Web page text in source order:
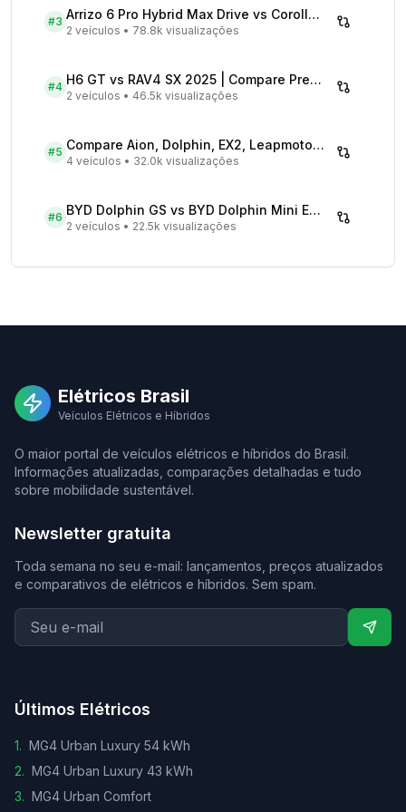
#3 Arrizo 6 Pro Hybrid Max Drive vs Corolla Cross XRX Hybrid - Comparativo Completo
2 veículos • 78.8k visualizações
#4 H6 GT vs RAV4 SX 2025 | Compare Preços
2 veículos • 46.5k visualizações
#5 Compare Aion, Dolphin, EX2, Leapmotor 2026 | Veículos Elétricos
4 veículos • 32.0k visualizações
#6 BYD Dolphin GS vs BYD Dolphin Mini EV - Comparativo Completo
2 veículos • 22.5k visualizações
Elétricos Brasil
Veículos Elétricos e Híbridos
O maior portal de veículos elétricos e híbridos do Brasil.
Informações atualizadas, comparações detalhadas e tudo
sobre mobilidade sustentável.
Newsletter gratuita
Toda semana no seu e-mail: lançamentos, preços atualizados
e comparativos de elétricos e híbridos. Sem spam.
Últimos Elétricos
1. MG4 Urban Luxury 54 kWh
2. MG4 Urban Luxury 43 kWh
3. MG4 Urban Comfort